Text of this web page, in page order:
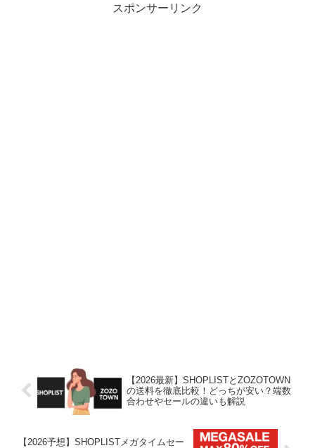
ターが実演。失敗しないための返品・交
換ガイド付き。
スポンサーリンク
【2026最新】SHOPLISTとZOZOTOWN
の送料を徹底比較！どっちが安い？端数
合わせやセールの違いも解説
【2026予想】SHOPLISTメガタイムセー